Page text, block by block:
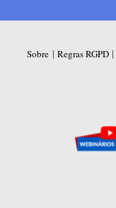
Sobre | Regras RGPD|